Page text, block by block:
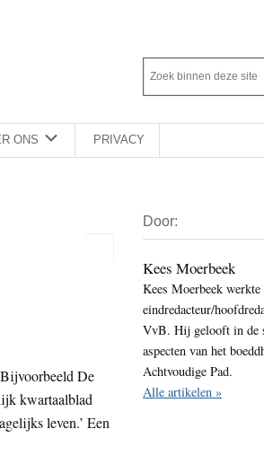
Rechts
Z
o
e
k
d
e
z
e
s
i
t
e
Z
o
k
b
n
n
d
e
z
e
s
ONS PRIVACY
De
kwartaalblad
leven.’ Een
Sidebar
Door:
Kees Moerbeek
Kees Moerbeek
eindredacteur/
VvB. Hij gelooft in de
aspecten van het
Achtvoudige Pad.
Alle artikelen »